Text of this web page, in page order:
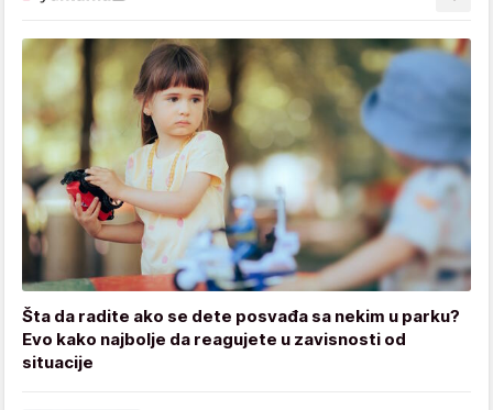
Šta da radite ako se dete posvađa sa nekim u parku?
Evo kako najbolje da reagujete u zavisnosti od
situacije